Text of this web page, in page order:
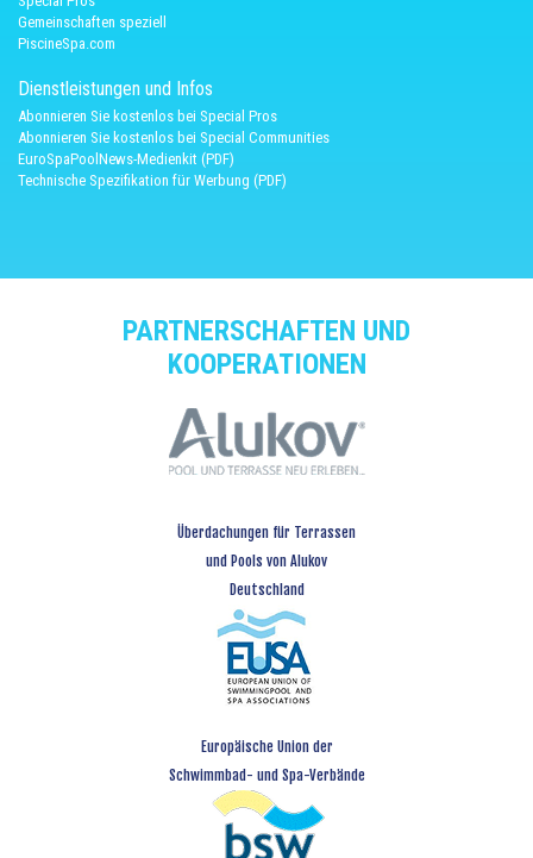
Gemeinschaften speziell
PiscineSpa.com
Dienstleistungen und Infos
Abonnieren Sie kostenlos bei Special Pros
Abonnieren Sie kostenlos bei Special Communities
EuroSpaPoolNews-Medienkit (PDF)
Technische Spezifikation für Werbung (PDF)
PARTNERSCHAFTEN UND
KOOPERATIONEN
Überdachungen für Terrassen
und Pools von Alukov
Deutschland
Europäische Union der
Schwimmbad- und Spa-Verbände